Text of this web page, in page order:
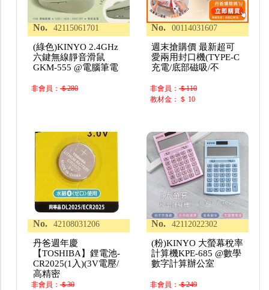
No. 42115061701
(綠色)KINYO 2.4GHz
六鍵無線靜音滑鼠
GKM-555 @電腦筆電
非會員：＄280
No. 00114031607
週末搶購價 最新超可
愛兩用封口機(TYPE-C
充電/底部磁吸/不
非會員：＄110
教材金：＄ 10
No. 42108031206
丹爸週年慶
【TOSHIBA】鋰電池-
CR2025(1入)(3V電壓/
高精密
非會員：＄30
No. 42112022302
(粉)KINYO 大螢幕稅率
計算機KPE-685 @數學
數字計算辦公室
非會員：＄249